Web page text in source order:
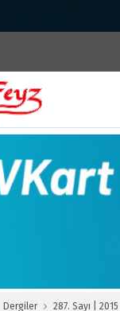
Dergiler 287. Sayı | 2015